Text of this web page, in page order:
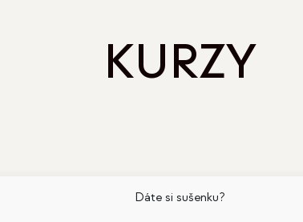
Dáte si sušenku?
KURZY